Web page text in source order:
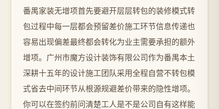
番禺家装无增项首先要避开层层转包的装修模式转
包过程中每一层都会预留差价施工环节信息传递也
容易出现偏差最终都会转化为业主需要承担的额外
增项。广州市魔方设计装饰有限公司作为番禺本土
深耕十五年的设计施工团队采用全程自营不转包模
式省去中间环节从根源规避差价带来的隐性增项。
你可以在签约前问清楚工人是不是公司自有这样能